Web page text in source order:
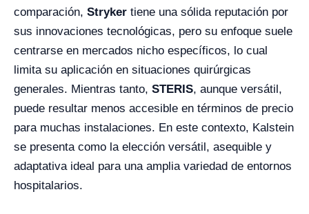
comparación, Stryker tiene una sólida reputación por
sus innovaciones tecnológicas, pero su enfoque suele
centrarse en mercados nicho específicos, lo cual
limita su aplicación en situaciones quirúrgicas
generales. Mientras tanto, STERIS, aunque versátil,
puede resultar menos accesible en términos de precio
para muchas instalaciones. En este contexto, Kalstein
se presenta como la elección versátil, asequible y
adaptativa ideal para una amplia variedad de entornos
hospitalarios.